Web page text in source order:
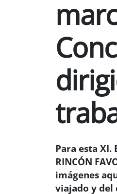
Para esta
RINCÓN
imágenes
viajado y del